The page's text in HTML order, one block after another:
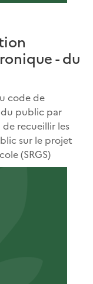
- du
code de
public par
recueillir les
sur le projet
(SRGS)